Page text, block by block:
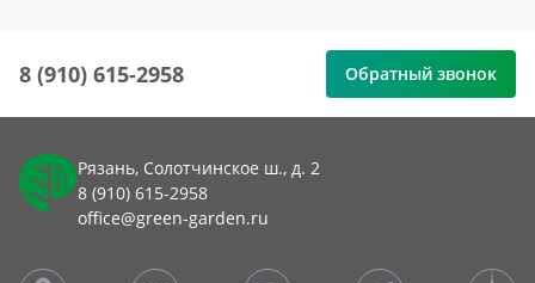
8 (910) 615-2958 Обратный звонок
Рязань, Солотчинское ш., д. 2
8 (910) 615-2958
office@green-garden.ru